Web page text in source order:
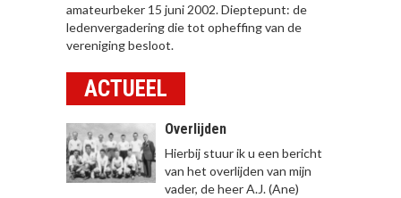
amateurbeker 15 juni 2002. Dieptepunt: de
ledenvergadering die tot opheffing van de
vereniging besloot.
ACTUEEL
Overlijden
Hierbij stuur ik u een bericht
van het overlijden van mijn
vader, de heer A.J. (Ane)